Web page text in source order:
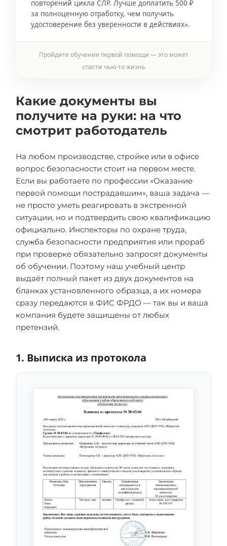
повторений цикла СЛР. Лучше доплатить 500 ₽
за полноценную отработку, чем получить
удостоверение без уверенности в действиях».
Пройдите обучение первой помощи — это может
спасти чью-то жизнь
Какие документы вы
получите на руки: на что
смотрит работодатель
На любом производстве, стройке или в офисе
вопрос безопасности стоит на первом месте.
Если вы работаете по профессии «Оказание
первой помощи пострадавшим», ваша задача —
не просто уметь реагировать в экстренной
ситуации, но и подтвердить свою квалификацию
официально. Инспекторы по охране труда,
служба безопасности предприятия или прораб
при проверке обязательно запросят документы
об обучении. Поэтому наш учебный центр
выдаёт полный пакет из двух документов на
бланках установленного образца, а их номера
сразу передаются в ФИС ФРДО — так вы и ваша
компания будете защищены от любых
претензий.
1. Выписка из протокола